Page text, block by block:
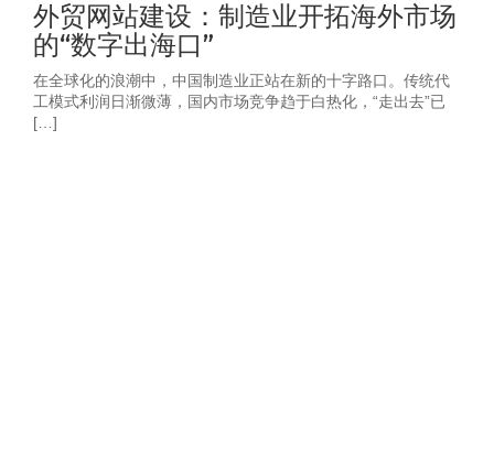
外贸网站建设：制造业开拓海外市场
的“数字出海口”
在全球化的浪潮中，中国制造业正站在新的十字路口。传统代
工模式利润日渐微薄，国内市场竞争趋于白热化，“走出去”已
[…]